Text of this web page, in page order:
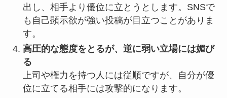
出し、相手より優位に立とうとします。SNSで
も自己顕示欲が強い投稿が目立つことがありま
す。
高圧的な態度をとるが、逆に弱い立場には媚び
る
上司や権力を持つ人には従順ですが、自分が優
位に立てる相手には攻撃的になります。